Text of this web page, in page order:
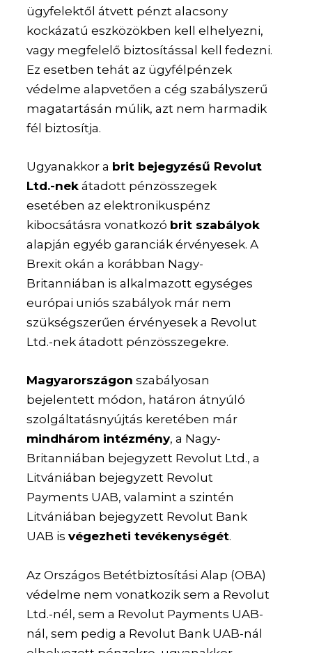
ügyfelektől átvett pénzt alacsony
kockázatú eszközökben kell elhelyezni,
vagy megfelelő biztosítással kell fedezni.
Ez esetben tehát az ügyfélpénzek
védelme alapvetően a cég szabályszerű
magatartásán múlik, azt nem harmadik
fél biztosítja.
Ugyanakkor a brit bejegyzésű Revolut
Ltd.-nek átadott pénzösszegek
esetében az elektronikuspénz
kibocsátásra vonatkozó brit szabályok
alapján egyéb garanciák érvényesek. A
Brexit okán a korábban Nagy-
Britanniában is alkalmazott egységes
európai uniós szabályok már nem
szükségszerűen érvényesek a Revolut
Ltd.-nek átadott pénzösszegekre.
Magyarországon szabályosan
bejelentett módon, határon átnyúló
szolgáltatásnyújtás keretében már
mindhárom intézmény, a Nagy-
Britanniában bejegyzett Revolut Ltd., a
Litvániában bejegyzett Revolut
Payments UAB, valamint a szintén
Litvániában bejegyzett Revolut Bank
UAB isvégezheti tevékenységét.
Az Országos Betétbiztosítási Alap (OBA)
védelme nem vonatkozik sem a Revolut
Ltd.-nél, sem a Revolut Payments UAB-
nál, sem pedig a Revolut Bank UAB-nál